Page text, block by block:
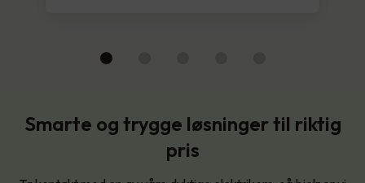
Smarte og trygge løsninger til riktig
pris